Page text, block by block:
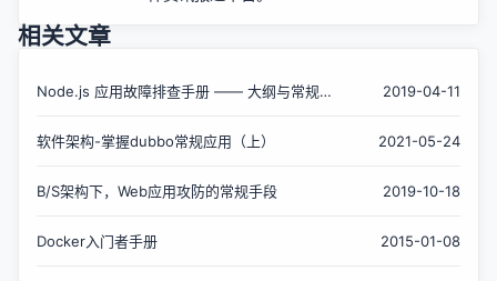
相关文章
Node.js 应用故障排查手册 —— 大纲与常规
2019-04-11
软件架构-掌握dubbo常规应用（上） 2021-05-24
B/S架构下，Web应用攻防的常规手段 2019-10-18
Docker入门者手册 2015-01-08